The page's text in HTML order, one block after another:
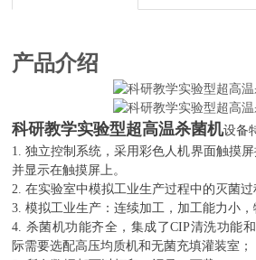
产品介绍
科研教学实验型超高温杀菌机设备
1. 独立控制系统，采用彩色人机界面触摸
并显示在触摸屏上。
2. 在实验室中模拟工业生产过程中的灭菌过
3. 模拟工业生产：连续加工，加工能力小，
4. 杀菌机功能齐全，集成了CIP清洗功能和
际需要选配高压均质机和无菌充填灌装室；